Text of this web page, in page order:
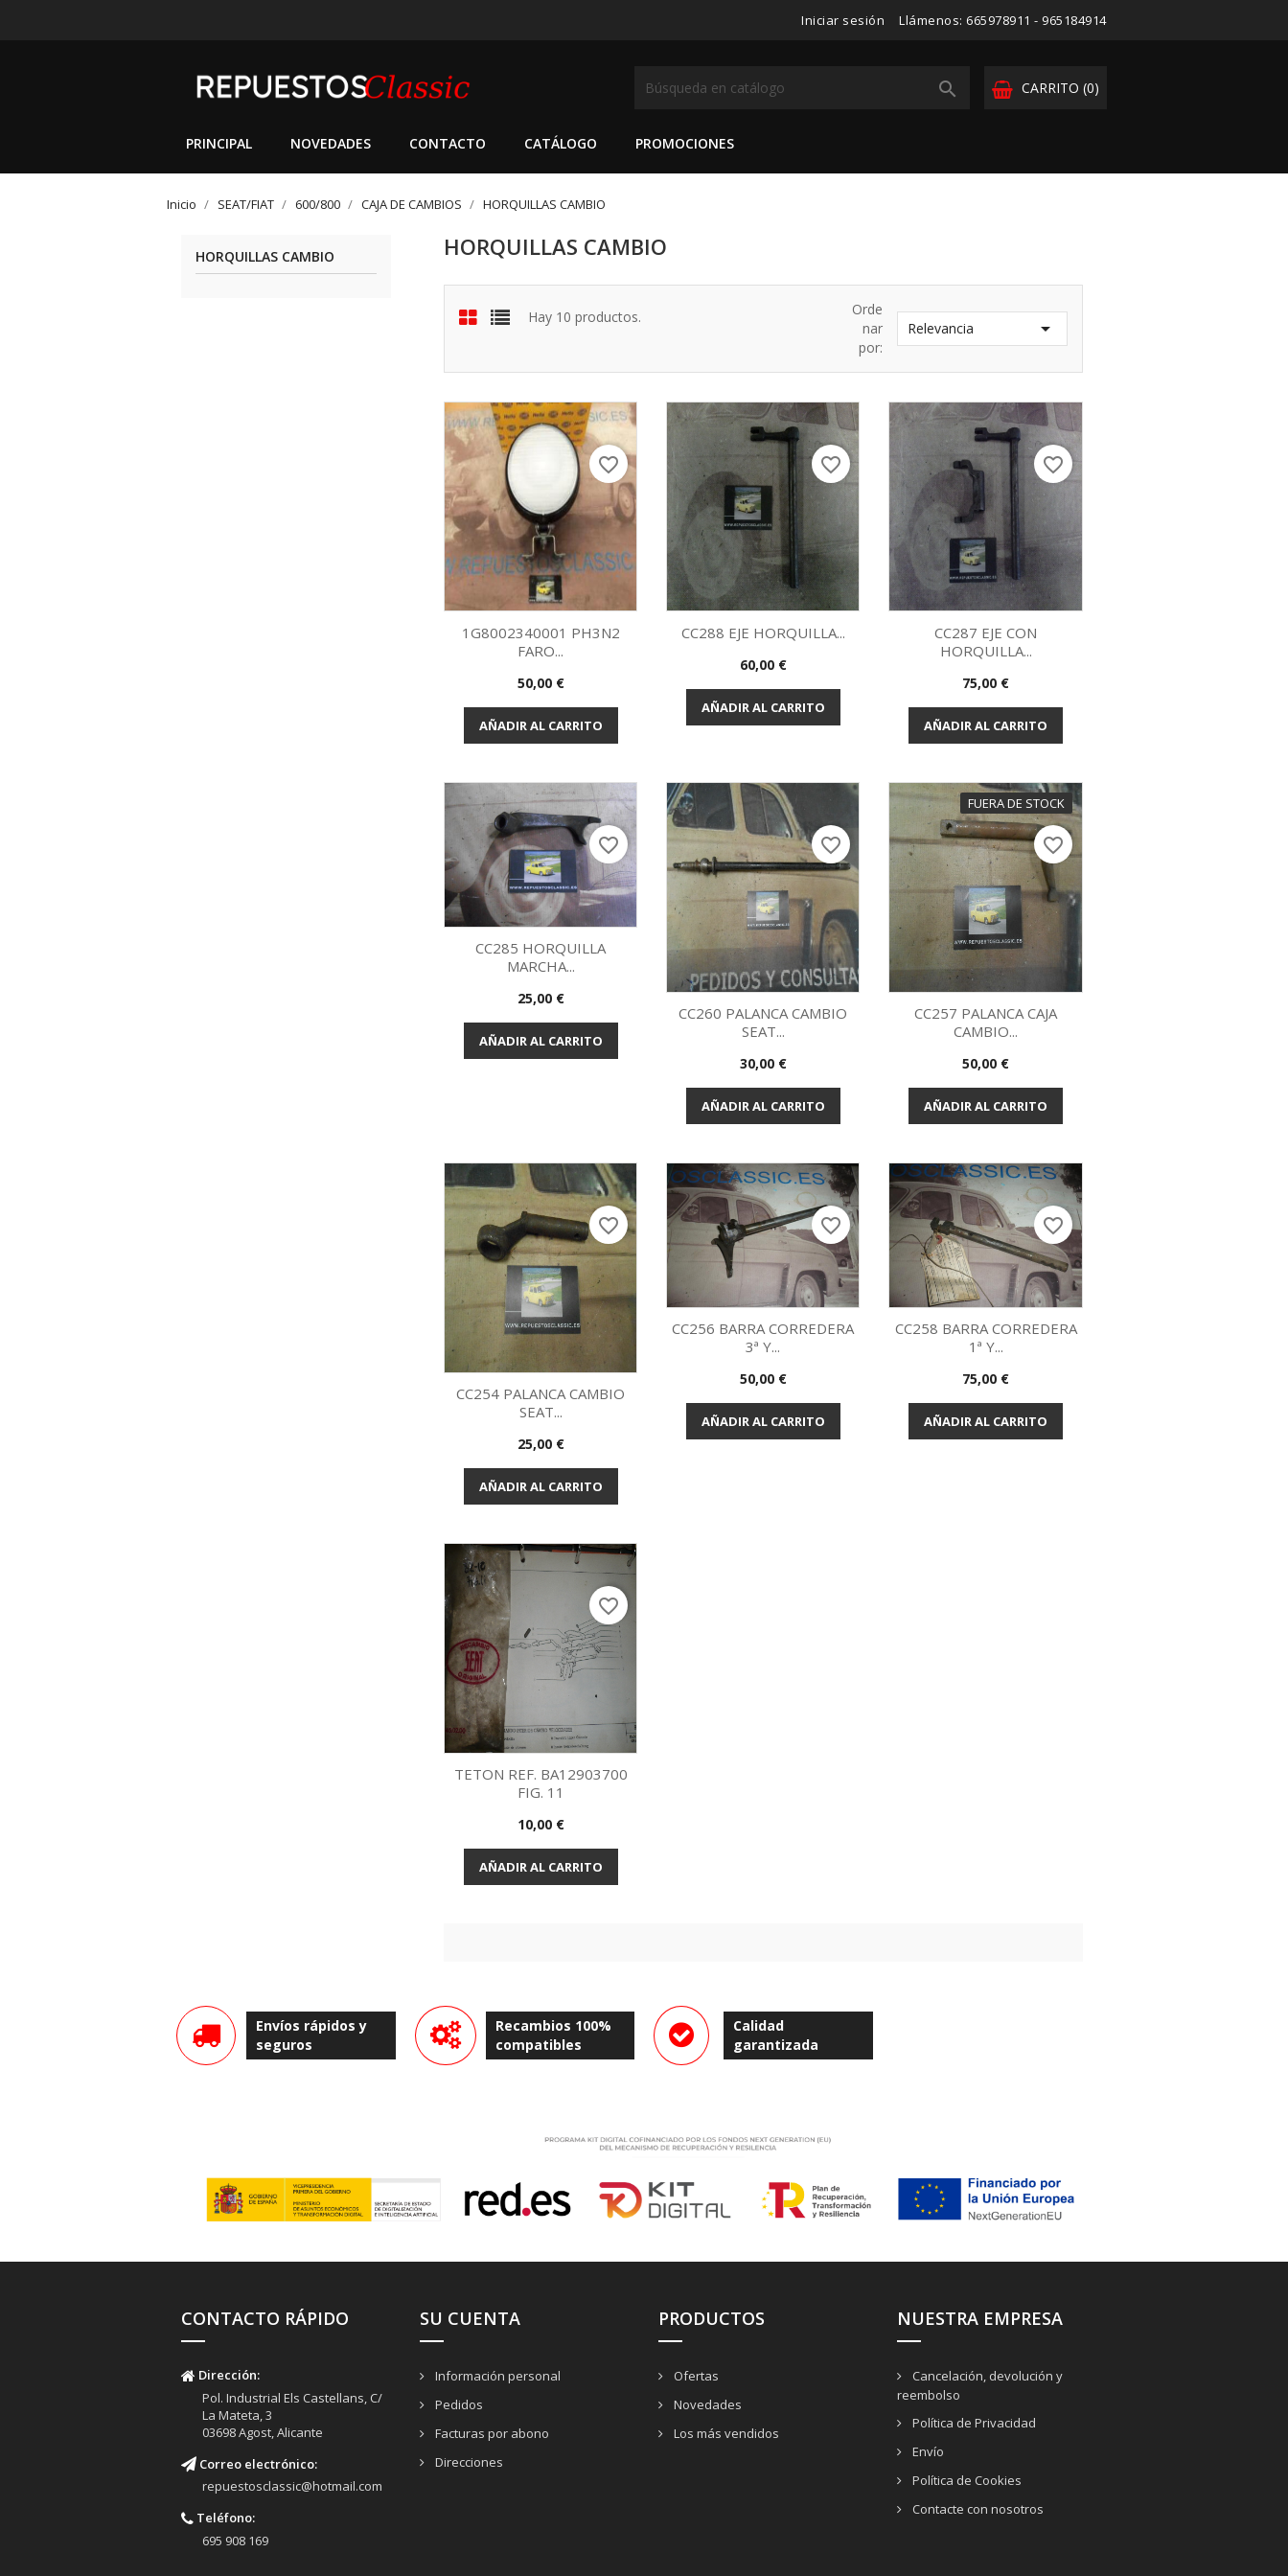
Iniciar sesión Llámenos: 665978911 - 965184914
CARRITO (0)

PRINCIPAL NOVEDADES CONTACTO CATÁLOGO PROMOCIONES
Inicio SEAT/FIAT 600/800 CAJA DE CAMBIOS HORQUILLAS CAMBIO
HORQUILLAS CAMBIO HORQUILLAS CAMBIO
Hay 10 productos.
Orde
nar
por:
Relevancia 
Vista rápida
1G8002340001 PH3N2
FARO...
Precio
50,00 €
AÑADIR AL CARRITO
favorite_border
Vista rápida
CC288 EJE HORQUILLA...
Precio
60,00 €
AÑADIR AL CARRITO
favorite_border
Vista rápida
CC287 EJE CON
HORQUILLA...
Precio
75,00 €
AÑADIR AL CARRITO
favorite_border
Vista rápida
CC285 HORQUILLA
MARCHA...
Precio
25,00 €
AÑADIR AL CARRITO
favorite_border
Vista rápida
CC260 PALANCA CAMBIO
SEAT...
Precio
30,00 €
AÑADIR AL CARRITO
favorite_border
FUERA DE STOCK
Vista rápida
CC257 PALANCA CAJA
CAMBIO...
Precio
50,00 €
AÑADIR AL CARRITO
favorite_border
Vista rápida
CC254 PALANCA CAMBIO
SEAT...
Precio
25,00 €
AÑADIR AL CARRITO
favorite_border
Vista rápida
CC256 BARRA CORREDERA
3ª Y...
Precio
50,00 €
AÑADIR AL CARRITO
favorite_border
Vista rápida
CC258 BARRA CORREDERA
1ª Y...
Precio
75,00 €
AÑADIR AL CARRITO
favorite_border
Vista rápida
TETON REF. BA12903700
FIG. 11
Precio
10,00 €
AÑADIR AL CARRITO
favorite_border
Envíos rápidos y
seguros
Recambios 100%
compatibles
Calidad
garantizada
CONTACTO RÁPIDO
Dirección:
Pol. Industrial Els Castellans, C/
La Mateta, 3
03698 Agost, Alicante
Correo electrónico:
repuestosclassic@hotmail.com
Teléfono:
695 908 169
SU CUENTA
Información personal
Pedidos
Facturas por abono
Direcciones
PRODUCTOS
Ofertas
Novedades
Los más vendidos
NUESTRA EMPRESA
Cancelación, devolución y
reembolso
Política de Privacidad
Envío
Política de Cookies
Contacte con nosotros